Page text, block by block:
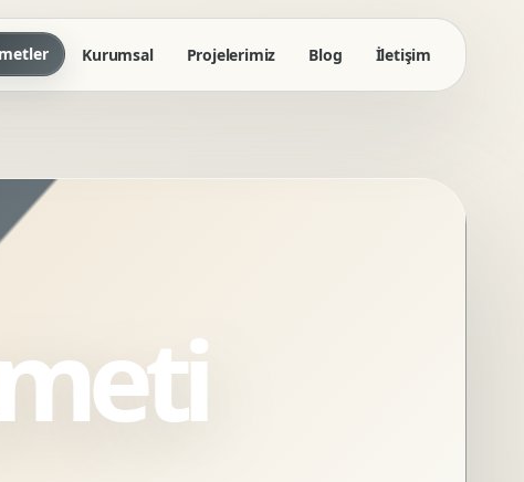
Kurumsal Projelerimiz Blog İletişim